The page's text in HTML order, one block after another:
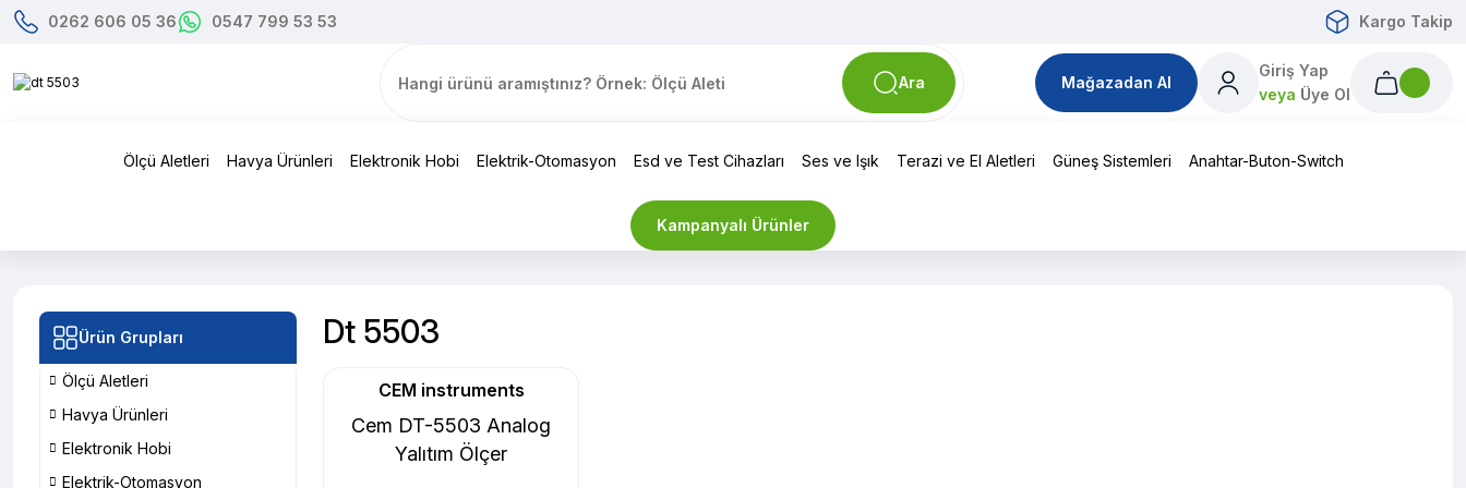
0262 606 05 36 0547 799 53 53 Kargo Takip
Ara Mağazadan Al
Giriş Yap
veya Üye Ol
Ölçü Aletleri Havya Ürünleri Elektronik Hobi Elektrik-Otomasyon Esd ve Test Cihazları Ses ve Işık Terazi ve El Aletleri Güneş Sistemleri Anahtar-Buton-Switch
Kampanyalı Ürünler
Ürün Grupları
Ölçü Aletleri
Havya Ürünleri
Elektronik Hobi
Elektrik-Otomasyon
Dt 5503
CEM instruments
Cem DT-5503 Analog
Yalıtım Ölçer